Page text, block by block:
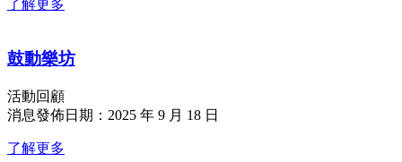
了解更多
鼓動樂坊
活動回顧
消息發佈日期：2025 年 9 月 18 日
了解更多